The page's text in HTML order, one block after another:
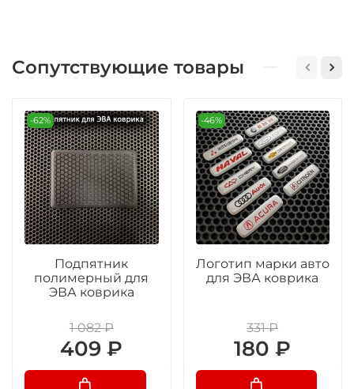
Сопутствующие товары
-62%
Подпятник
полимерный для
ЭВА коврика
1 082 ₽
409 ₽
-46%
Логотип марки авто
для ЭВА коврика
331 ₽
180 ₽